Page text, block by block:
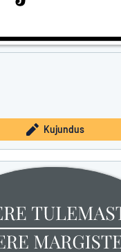
Kujundus